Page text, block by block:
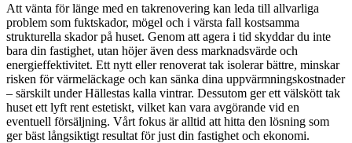
Att vänta för länge med en takrenovering kan leda till allvarliga
problem som fuktskador, mögel och i värsta fall kostsamma
strukturella skador på huset. Genom att agera i tid skyddar du inte
bara din fastighet, utan höjer även dess marknadsvärde och
energieffektivitet. Ett nytt eller renoverat tak isolerar bättre, minskar
risken för värmeläckage och kan sänka dina uppvärmningskostnader
– särskilt under Hällestas kalla vintrar. Dessutom ger ett välskött tak
huset ett lyft rent estetiskt, vilket kan vara avgörande vid en
eventuell försäljning. Vårt fokus är alltid att hitta den lösning som
ger bäst långsiktigt resultat för just din fastighet och ekonomi.